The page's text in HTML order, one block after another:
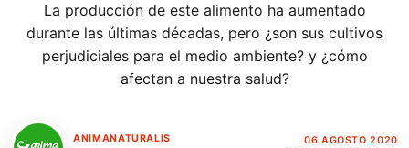
La producción de este alimento ha aumentado
durante las últimas décadas, pero ¿son sus cultivos
perjudiciales para el medio ambiente? y ¿cómo
afectan a nuestra salud?
ANIMANATURALIS
06 AGOSTO 2020